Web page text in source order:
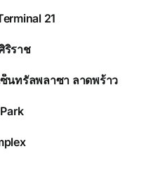
21
ริราช
นทรัลพลาซา ลาดพร้าว